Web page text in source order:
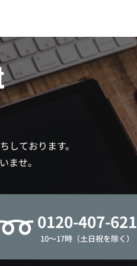
しております。
ませ。
0120-407-621
10～17時（土日祝を除く）